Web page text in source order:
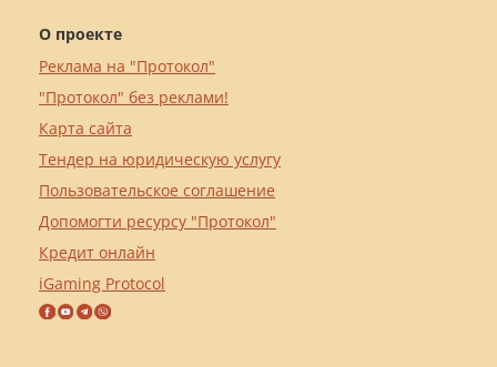
О проекте
Реклама на "Протокол"
"Протокол" без реклами!
Карта сайта
Тендер на юридическую услугу
Пользовательское соглашение
Допомогти ресурсу "Протокол"
Кредит онлайн
iGaming Protocol